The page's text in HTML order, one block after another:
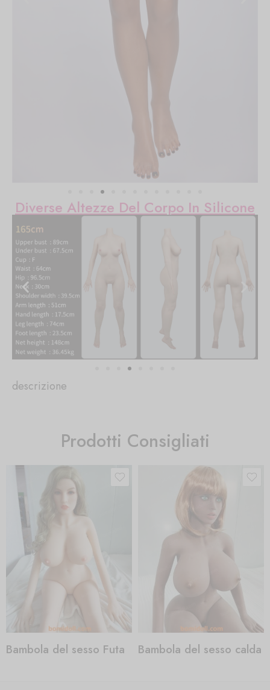
Diverse Altezze Del Corpo In Silicone
descrizione
Prodotti Consigliati
Bambola del sesso Futa Bambola del sesso calda